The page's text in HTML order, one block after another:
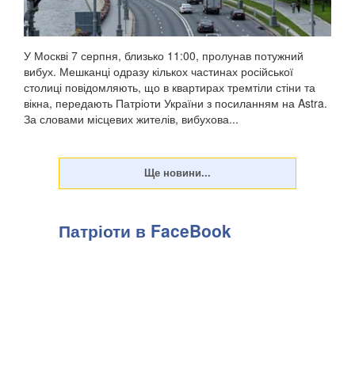
У Москві 7 серпня, близько 11:00, пролунав потужний
вибух. Мешканці одразу кількох частинах російської
столиці повідомляють, що в квартирах тремтіли стіни та
вікна, передають Патріоти України з посиланням на Astra.
За словами місцевих жителів, вибухова...
Патріоти в FaceBook